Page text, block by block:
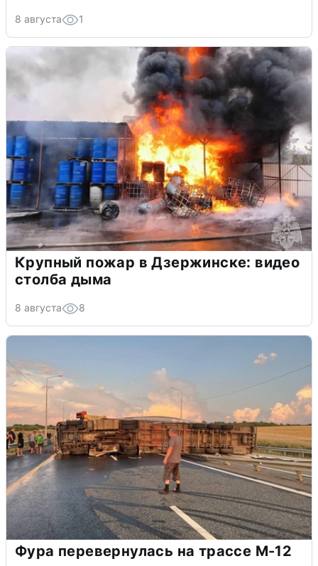
8 августа 1
Крупный пожар в Дзержинске: видео
столба дыма
8 августа 8
Фура перевернулась на трассе М-12